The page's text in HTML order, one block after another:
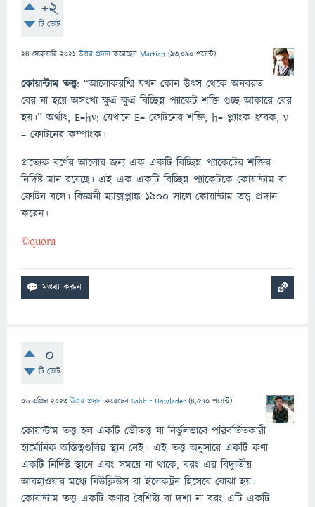
+2
টি ভোট
24 ফেব্রুয়ারি 2021 উত্তর প্রদান করেছেন Martian (93,090 পয়েন্ট)
কোয়ান্টাম তত্ত্ব: “আলোকরশ্মি যখন কোন উৎস থেকে অনবরত
বের না হয়ে অসংখ্য ক্ষুদ্র ক্ষুদ্র বিচ্ছিন্ন প্যাকেট শক্তি গুচ্ছ আকারে বের
হয়।” অর্থাৎ, E=hν; যেখানে E= ফোটনের শক্তি, h= প্ল্যাংক ধ্রুবক, ν
= ফোটনের কম্পাংক।
প্রত্যেক বর্ণের আলোর জন্য এক একটি বিচ্ছিন্ন প্যাকেটের শক্তির
নির্দিষ্ট মান রয়েছে। এই এক একটি বিচ্ছিন্ন প্যাকেটকে কোয়ান্টাম বা
ফোটন বলে। বিজ্ঞানী ম্যাক্সপ্লাঙ্ক ১৯০০ সালে কোয়ান্টাম তত্ত্ব প্রদান
করেন।
©️quora
0
টি ভোট
06 এপ্রিল 2023 উত্তর প্রদান করেছেন Sabbir Howlader (4,570 পয়েন্ট)
কোয়ান্টাম তত্ত্ব হল একটি ভৌতত্ত্ব যা নির্ভুলভাবে পরিবর্তিতকারী
হার্মোনিক অস্তিত্বগুলির স্থান নেই। এই তত্ত্ব অনুসারে একটি কণা
একটি নির্দিষ্ট স্থানে এবং সময়ে না থাকে, বরং এর বিদ্যুতীয়
আবহাওয়ার মধ্যে নিউক্লিউস বা ইলেকট্রন হিসেবে বোঝা হয়।
কোয়ান্টাম তত্ত্ব একটি কণার বৈশিষ্ট্য বা দশা না বরং এটি একটি